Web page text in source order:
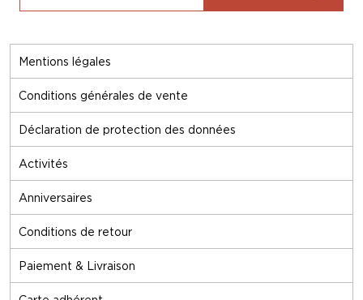
Mentions légales
Conditions générales de vente
Déclaration de protection des données
Activités
Anniversaires
Conditions de retour
Paiement & Livraison